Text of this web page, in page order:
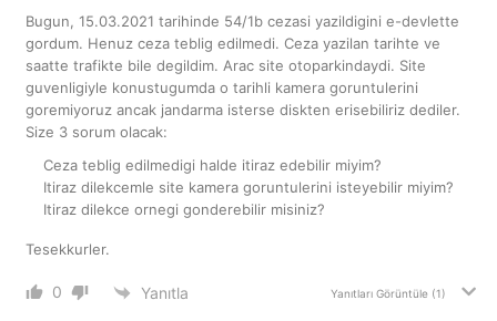
Bugun, 15.03.2021 tarihinde 54/1b cezasi yazildigini e-devlette
gordum. Henuz ceza teblig edilmedi. Ceza yazilan tarihte ve
saatte trafikte bile degildim. Arac site otoparkindaydi. Site
guvenligiyle konustugumda o tarihli kamera goruntulerini
goremiyoruz ancak jandarma isterse diskten erisebiliriz dediler.
Size 3 sorum olacak:
Ceza teblig edilmedigi halde itiraz edebilir miyim?
Itiraz dilekcemle site kamera goruntulerini isteyebilir miyim?
Itiraz dilekce ornegi gonderebilir misiniz?
Tesekkurler.
0 Yanıtla Yanıtları Görüntüle (1)